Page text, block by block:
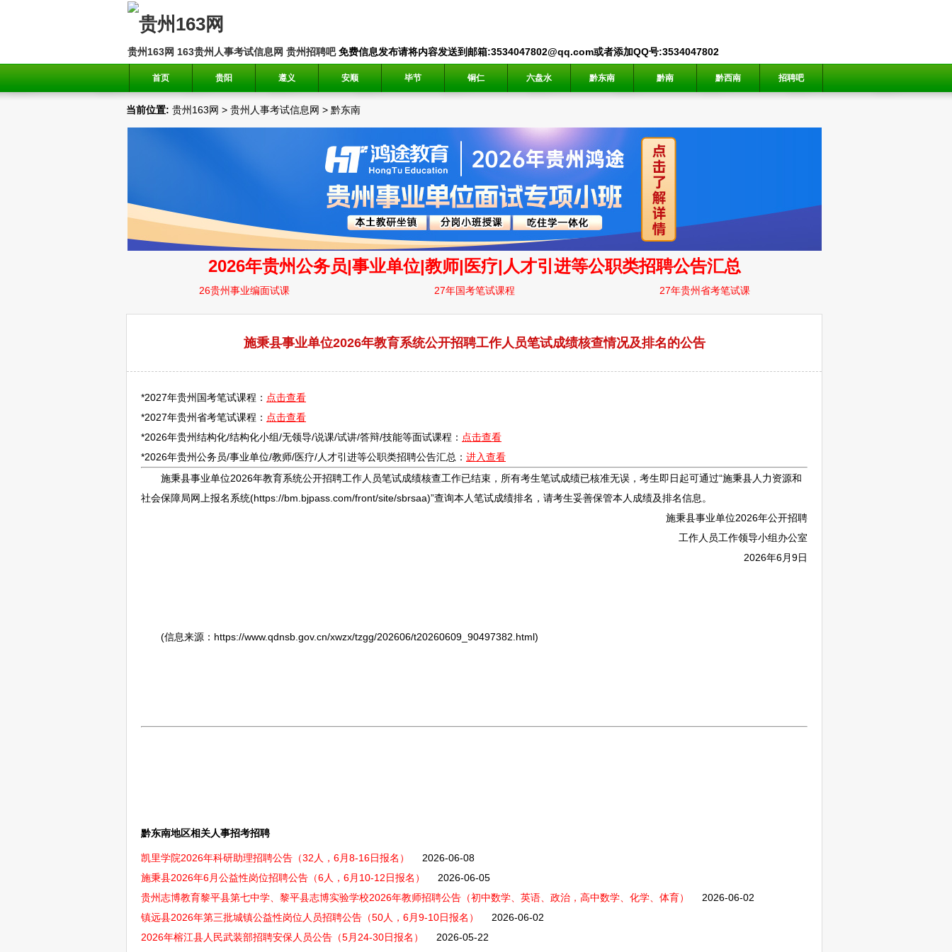
贵州163网 163贵州人事考试信息网 贵州招聘吧免费信息发布请将内容发送到邮箱:3534047802@qq.com或者添加QQ号:3534047802
首页 贵阳 遵义 安顺 毕节 铜仁 六盘水 黔东南 黔南 黔西南 招聘吧
当前位置: 贵州163网 > 贵州人事考试信息网 > 黔东南
施秉县事业单位2026年教育系统公开招聘工作人员笔试成绩核查情况及排名的公告
*2027年贵州国考笔试课程： 点击查看
*2027年贵州省考笔试课程： 点击查看
*2026年贵州结构化/结构化小组/无领导/说课/试讲/答辩/技能等面试课程： 点击查看
*2026年贵州公务员/事业单位/教师/医疗/人才引进等公职类招聘公告汇总： 进入查看
施秉县事业单位2026年教育系统公开招聘工作人员笔试成绩核查工作已结束，所有考生笔试成绩已核准无误，考生即日起可通过“施秉县人力资源和
社会保障局网上报名系统(https://bm.bjpass.com/front/site/sbrsaa)”查询本人笔试成绩排名，请考生妥善保管本人成绩及排名信息。
施秉县事业单位2026年公开招聘
工作人员工作领导小组办公室
2026年6月9日
(信息来源：https://www.qdnsb.gov.cn/xwzx/tzgg/202606/t20260609_90497382.html)
黔东南地区相关人事招考招聘
凯里学院2026年科研助理招聘公告（32人，6月8-16日报名）
2026-06-08
施秉县2026年6月公益性岗位招聘公告（6人，6月10-12日报名）
2026-06-05
贵州志博教育黎平县第七中学、黎平县志博实验学校2026年教师招聘公告（初中数学、英语、政治，高中数学、化学、体育）
2026-06-02
镇远县2026年第三批城镇公益性岗位人员招聘公告（50人，6月9-10日报名）
2026-06-02
2026年榕江县人民武装部招聘安保人员公告（5月24-30日报名）
2026-05-22